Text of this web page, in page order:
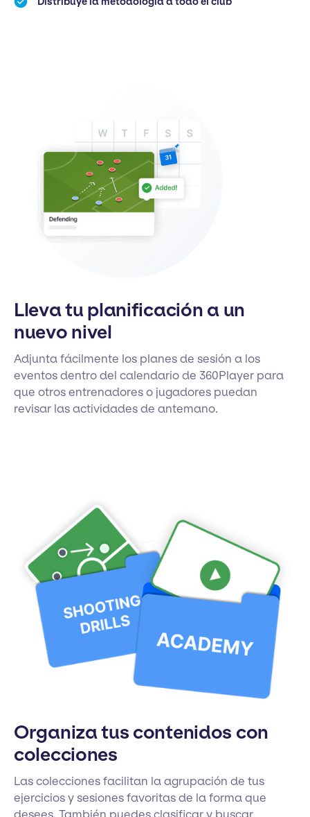
Lleva tu planificación a un
nuevo nivel
Adjunta fácilmente los planes de sesión a los
eventos dentro del calendario de 360Player para
que otros entrenadores o jugadores puedan
revisar las actividades de antemano.
Organiza tus contenidos con
colecciones
Las colecciones facilitan la agrupación de tus
ejercicios y sesiones favoritas de la forma que